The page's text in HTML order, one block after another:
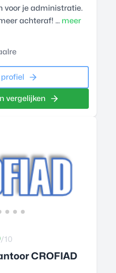
voor je administratie.
achteraf! ... meer
vergelijken
/10
CROFIAD